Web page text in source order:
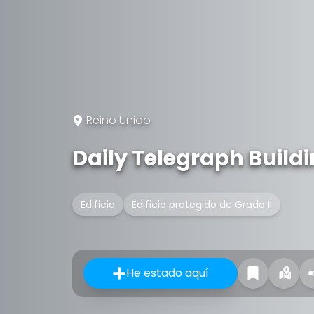
Reino Unido
Daily Telegraph
Edificio Edificio protegido de Grado II
He estado aquí